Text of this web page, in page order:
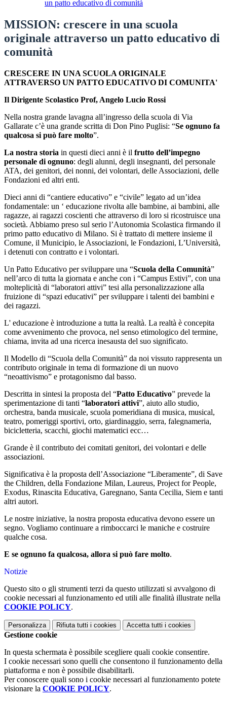
un patto educativo di comunità
MISSION: crescere in una scuola
originale attraverso un patto educativo di
comunità
CRESCERE IN UNA SCUOLA ORIGINALE
ATTRAVERSO UN PATTO EDUCATIVO DI COMUNITA'
Il Dirigente Scolastico Prof, Angelo Lucio Rossi
Nella nostra grande lavagna all’ingresso della scuola di Via
Gallarate c’è una grande scritta di Don Pino Puglisi: “Se ognuno fa
qualcosa si può fare molto”.
La nostra storia in questi dieci anni è il frutto dell’impegno
personale di ognuno: degli alunni, degli insegnanti, del personale
ATA, dei genitori, dei nonni, dei volontari, delle Associazioni, delle
Fondazioni ed altri enti.
Dieci anni di “cantiere educativo” e “civile” legato ad un’idea
fondamentale: un ‘ educazione rivolta alle bambine, ai bambini, alle
ragazze, ai ragazzi coscienti che attraverso di loro si ricostruisce una
società. Abbiamo preso sul serio l’Autonomia Scolastica firmando il
primo patto educativo di Milano. Si è trattato di mettere insieme il
Comune, il Municipio, le Associazioni, le Fondazioni, L’Università,
i detenuti con contratto e i volontari.
Un Patto Educativo per sviluppare una “Scuola della Comunità”
nell’arco di tutta la giornata e anche con i “Campus Estivi”, con una
molteplicità di “laboratori attivi” tesi alla personalizzazione alla
fruizione di “spazi educativi” per sviluppare i talenti dei bambini e
dei ragazzi.
L' educazione è introduzione a tutta la realtà. La realtà è concepita
come avvenimento che provoca, nel senso etimologico del termine,
chiama, invita ad una ricerca inesausta del suo significato.
Il Modello di “Scuola della Comunità” da noi vissuto rappresenta un
contributo originale in tema di formazione di un nuovo
“neoattivismo” e protagonismo dal basso.
Descritta in sintesi la proposta del “Patto Educativo” prevede la
sperimentazione di tanti “laboratori attivi”, aiuto allo studio,
orchestra, banda musicale, scuola pomeridiana di musica, musical,
teatro, pomeriggi sportivi, orto, giardinaggio, serra, falegnameria,
bicicletteria, scacchi, giochi matematici ecc…
Grande è il contributo dei comitati genitori, dei volontari e delle
associazioni.
Significativa è la proposta dell’Associazione “Liberamente”, di Save
the Children, della Fondazione Milan, Laureus, Project for People,
Exodus, Rinascita Educativa, Garegnano, Santa Cecilia, Siem e tanti
altri autori.
Le nostre iniziative, la nostra proposta educativa devono essere un
segno. Vogliamo continuare a rimboccarci le maniche e costruire
qualche cosa.
E se ognuno fa qualcosa, allora si può fare molto.
Notizie
Questo sito o gli strumenti terzi da questo utilizzati si avvalgono di
cookie necessari al funzionamento ed utili alle finalità illustrate nella
COOKIE POLICY.
Personalizza Rifiuta tutti i cookies Accetta tutti i cookies
Gestione cookie
In questa schermata è possibile scegliere quali cookie consentire.
I cookie necessari sono quelli che consentono il funzionamento della
piattaforma e non è possibile disabilitarli.
Per conoscere quali sono i cookie necessari al funzionamento potete
visionare la COOKIE POLICY.